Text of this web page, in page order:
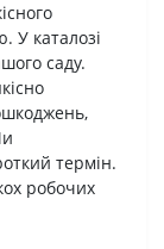
У каталозі
саду.
термін.
робочих